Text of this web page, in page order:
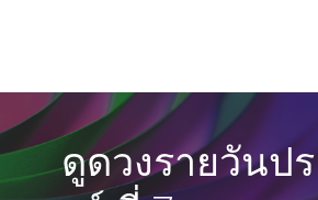
ดูดวงรายวันป